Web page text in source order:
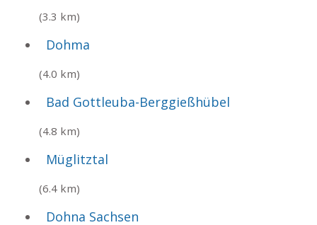
(3.3 km)
Dohma
(4.0 km)
Bad Gottleuba-Berggießhübel
(4.8 km)
Müglitztal
(6.4 km)
Dohna Sachsen